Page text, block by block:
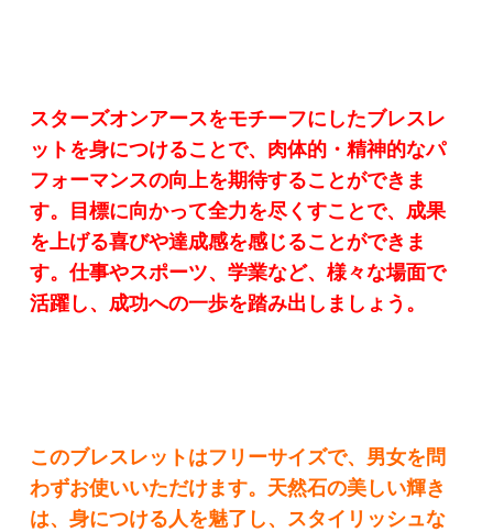
スターズオンアースをモチーフにしたブレスレ
ットを身につけることで、肉体的・精神的なパ
フォーマンスの向上を期待することができま
す。目標に向かって全力を尽くすことで、成果
を上げる喜びや達成感を感じることができま
す。仕事やスポーツ、学業など、様々な場面で
活躍し、成功への一歩を踏み出しましょう。
このブレスレットはフリーサイズで、男女を問
わずお使いいただけます。天然石の美しい輝き
は、身につける人を魅了し、スタイリッシュな